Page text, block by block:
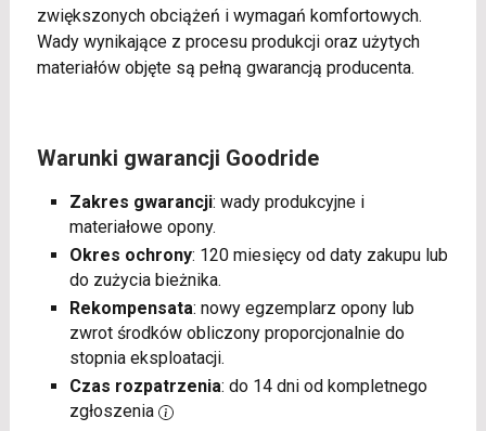
zwiększonych obciążeń i wymagań komfortowych.
Wady wynikające z procesu produkcji oraz użytych
materiałów objęte są pełną gwarancją producenta.
Warunki gwarancji Goodride
Zakres gwarancji: wady produkcyjne i
materiałowe opony.
Okres ochrony: 120 miesięcy od daty zakupu lub
do zużycia bieżnika.
Rekompensata: nowy egzemplarz opony lub
zwrot środków obliczony proporcjonalnie do
stopnia eksploatacji.
Czas rozpatrzenia: do 14 dni od kompletnego
zgłoszenia